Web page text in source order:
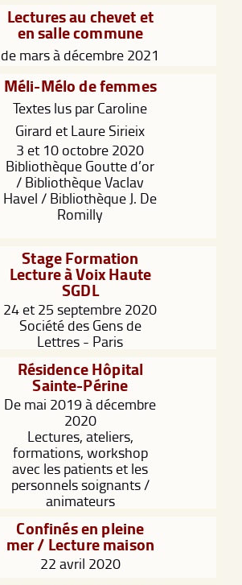
Lectures au chevet et
en salle commune
de mars à décembre 2021
Méli-Mélo de femmes
Textes lus par Caroline
Girard et Laure Sirieix
3 et 10 octobre 2020
Bibliothèque Goutte d’or
/ Bibliothèque Vaclav
Havel / Bibliothèque J. De
Romilly
Stage Formation
Lecture à Voix Haute
SGDL
24 et 25 septembre 2020
Société des Gens de
Lettres - Paris
Résidence Hôpital
Sainte-Périne
De mai 2019 à décembre
2020
Lectures, ateliers,
formations, workshop
avec les patients et les
personnels soignants /
animateurs
Confinés en pleine
mer / Lecture maison
22 avril 2020